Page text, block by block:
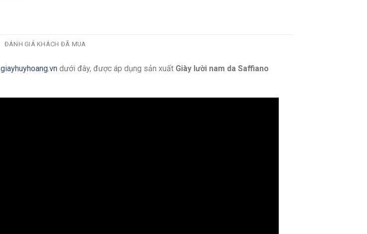
ĐÁNH GIÁ KHÁCH ĐÃ MUA
giayhuyhoang.vn dưới đây, được áp dụng sản xuất Giày lười nam da Saffiano